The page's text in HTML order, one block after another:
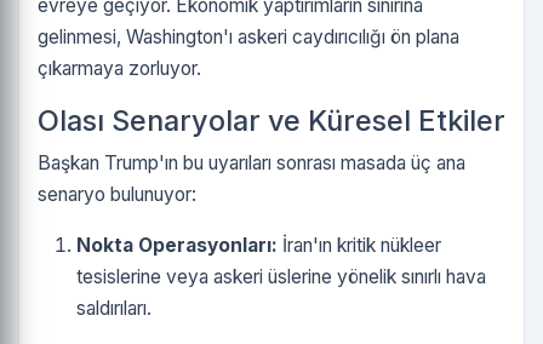
evreye geçiyor. Ekonomik yaptırımların sınırına
gelinmesi, Washington'ı askeri caydırıcılığı ön plana
çıkarmaya zorluyor.
Olası Senaryolar ve Küresel Etkiler
Başkan Trump'ın bu uyarıları sonrası masada üç ana
senaryo bulunuyor:
Nokta Operasyonları: İran'ın kritik nükleer
tesislerine veya askeri üslerine yönelik sınırlı hava
saldırıları.